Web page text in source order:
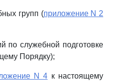
групп (приложение N 2
по служебной подготовке
Порядку);
N 4 к настоящему